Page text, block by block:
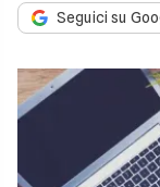
Seguici su